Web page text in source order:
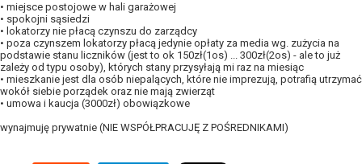
• miejsce postojowe w hali garażowej
• spokojni sąsiedzi
• lokatorzy nie płacą czynszu do zarządcy
• poza czynszem lokatorzy płacą jedynie opłaty za media wg. zużycia na
podstawie stanu liczników (jest to ok 150zł(1os) ... 300zł(2os) - ale to już
zależy od typu osoby), których stany przysyłają mi raz na miesiąc
• mieszkanie jest dla osób niepalących, które nie imprezują, potrafią utrzymać
wokół siebie porządek oraz nie mają zwierząt
• umowa i kaucja (3000zł) obowiązkowe
wynajmuję prywatnie (NIE WSPÓŁPRACUJĘ Z POŚREDNIKAMI)